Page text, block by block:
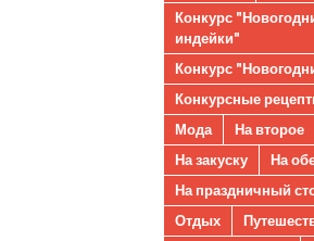
Конкурс
индейки"
Конкурс
Конкурсные
Мода
На второе
На закуску
На
На праздничный
Отдых